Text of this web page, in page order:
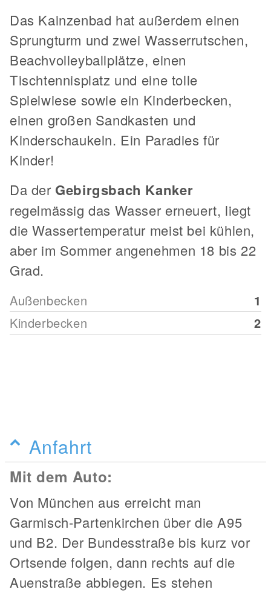
Das Kainzenbad hat außerdem einen
Sprungturm und zwei Wasserrutschen,
Beachvolleyballplätze, einen
Tischtennisplatz und eine tolle
Spielwiese sowie ein Kinderbecken,
einen großen Sandkasten und
Kinderschaukeln. Ein Paradies für
Kinder!
Da der Gebirgsbach Kanker
regelmässig das Wasser erneuert, liegt
die Wassertemperatur meist bei kühlen,
aber im Sommer angenehmen 18 bis 22
Grad.
Außenbecken
1
Kinderbecken
2
Anfahrt
Mit dem Auto:
Von München aus erreicht man
Garmisch-Partenkirchen über die A95
und B2. Der Bundesstraße bis kurz vor
Ortsende folgen, dann rechts auf die
Auenstraße abbiegen. Es stehen